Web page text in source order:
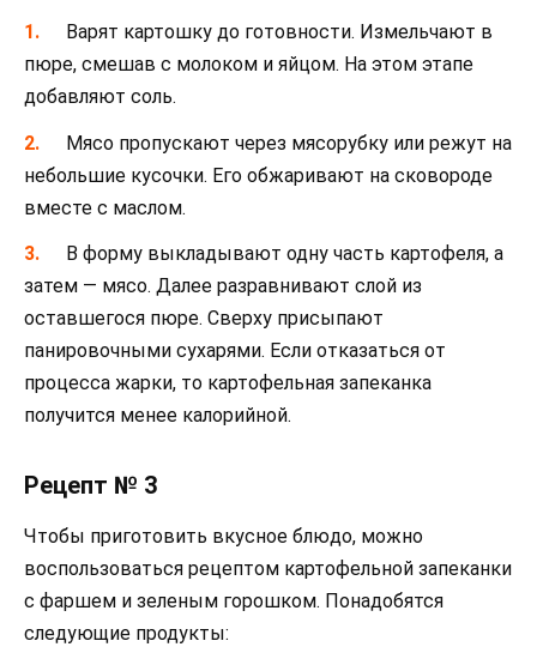
Варят картошку до готовности. Измельчают в
пюре, смешав с молоком и яйцом. На этом этапе
добавляют соль.
Мясо пропускают через мясорубку или режут на
небольшие кусочки. Его обжаривают на сковороде
вместе с маслом.
В форму выкладывают одну часть картофеля, а
затем — мясо. Далее разравнивают слой из
оставшегося пюре. Сверху присыпают
панировочными сухарями. Если отказаться от
процесса жарки, то картофельная запеканка
получится менее калорийной.
Рецепт № 3
Чтобы приготовить вкусное блюдо, можно
воспользоваться рецептом картофельной запеканки
с фаршем и зеленым горошком. Понадобятся
следующие продукты: